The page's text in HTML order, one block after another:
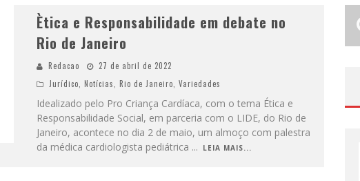
Ètica e Responsabilidade em debate no
Rio de Janeiro
Redacao
27 de abril de 2022
Jurídico Notícias Rio de Janeiro Variedades
Idealizado pelo Pro Criança Cardíaca, com o tema Ética e
Responsabilidade Social, em parceria com o LIDE, do Rio de
Janeiro, acontece no dia 2 de maio, um almoço com palestra
da médica cardiologista pediátrica ... LEIA MAIS...